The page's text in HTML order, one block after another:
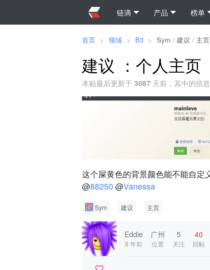
链滴 产品 榜单
首页 > 领域 > B3 > Sym / 建议 / 主页
建议 ：个人主页
本贴最后更新于 3087 天前，其中的信
这个屎黄色的背景颜色能不能自定
@88250 @Vanessa
Sym 建议 主页
Eddie
8 年前
广州
位置
5
关注
40
回帖